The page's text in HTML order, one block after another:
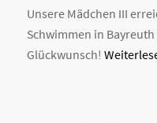
Unsere Mädchen III
Schwimmen in
Glückwunsch!